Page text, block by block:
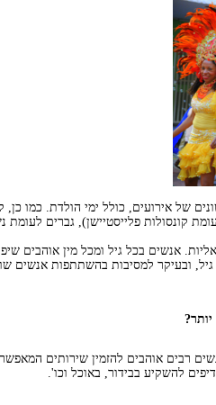
של אירועים, כולל ימי הולדת. כמו כן,
קונסולות פלייסטיישן), גברים לעומת
אנשים בכל גיל ומכל מין אוהבים
ובעיקר למסיבות בהשתתפות אנשים
רבים אוהבים להזמין שירותים
להשקיע בבידור, באוכל וכו'.